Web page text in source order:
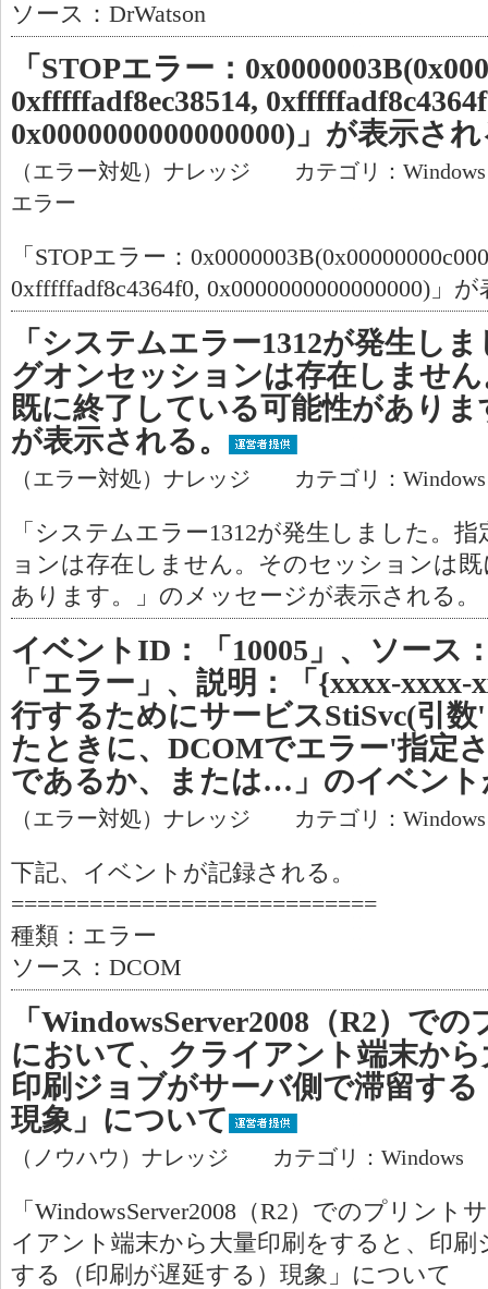
ソース：DrWatson
「STOPエラー：
0xfffffadf8ec38514,
0x0000000000000000)」が表示さ
（エラー対処）ナレッジ カテゴリ：
エラー
「STOPエラー：
0xfffffadf8c4364f0, 0x0000000000000000)」
「システムエラー1312が発生し
グオンセッションは存在しませ
既に終了している可能性があり
が表示される。
（エラー対処）ナレッジ カテゴリ：
「システムエラー1312が発生しました。
ョンは存在しません。そのセッションは
あります。」のメッセージが表示される。
イベントID：「10005」、ソース
「エラー」、説明：「{xxxx-
行するためにサービスStiSvc(引
たときに、DCOMでエラー'指定
であるか、または…」のイベント
（エラー対処）ナレッジ カテゴリ：
下記、イベントが記録される。
============================
種類：エラー
ソース：DCOM
「WindowsServer2008（R2）で
において、クライアント端末か
印刷ジョブがサーバ側で滞留す
現象」について
（ノウハウ）ナレッジ カテゴリ：Windows
「WindowsServer2008（R2）でのプリン
イアント端末から大量印刷をすると、印
する（印刷が遅延する）現象」について